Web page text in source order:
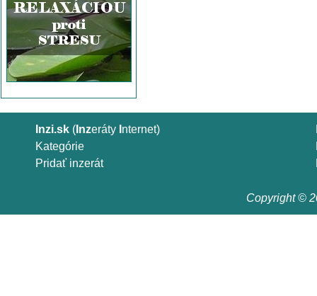
Inzi.sk ( Inzeráty nternet)
Kategórie
Pridať inzerát
Copyright ©